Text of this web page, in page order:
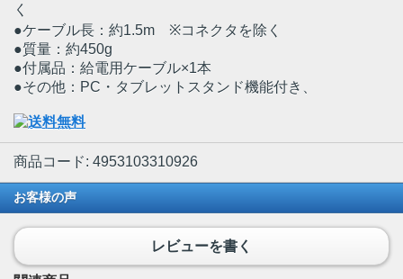
く
●ケーブル長：約1.5m ※コネクタを除く
●質量：約450g
●付属品：給電用ケーブル×1本
●その他：PC・タブレットスタンド機能付き、
商品コード: 4953103310926
お客様の声
レビューを書く